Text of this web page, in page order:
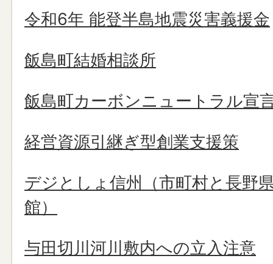
令和6年 能登半島地震災害義援金
飯島町結婚相談所
飯島町カーボンニュートラル宣
経営資源引継ぎ型創業支援策
デジとしょ信州（市町村と長野
館）
与田切川河川敷内への立入注意